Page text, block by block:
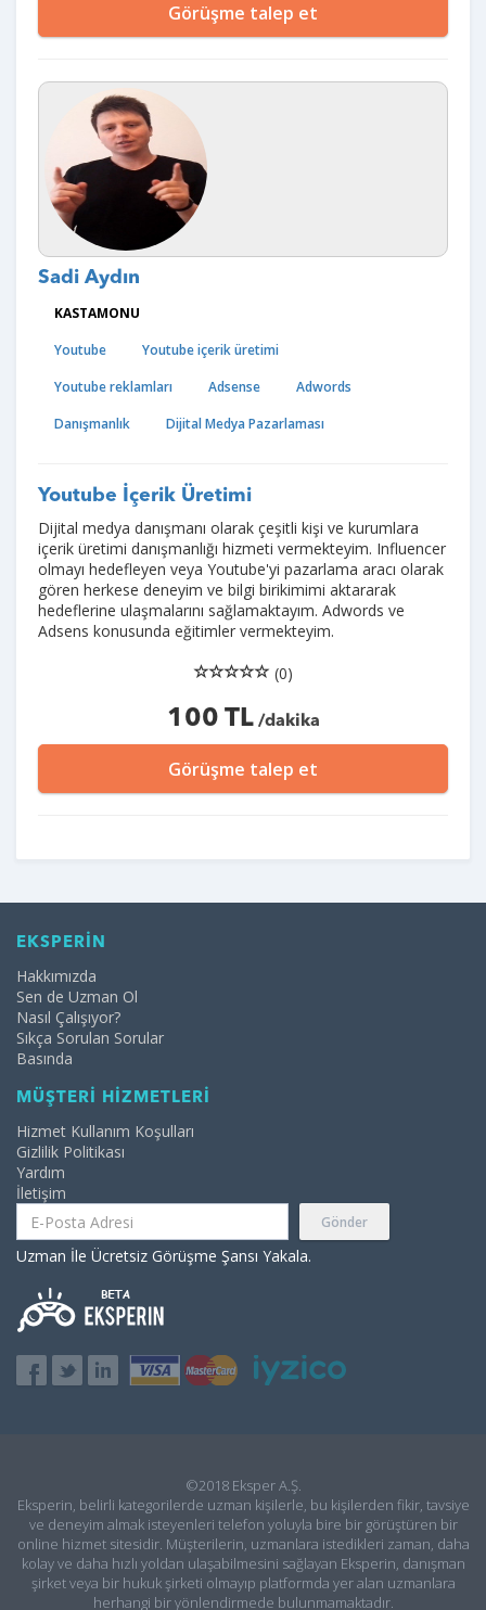
Görüşme talep et
Sadi Aydın
KASTAMONU
Youtube
Youtube içerik üretimi
Youtube reklamları
Adsense
Adwords
Danışmanlık
Dijital Medya Pazarlaması
Youtube İçerik Üretimi
Dijital medya danışmanı olarak çeşitli kişi ve kurumlara
içerik üretimi danışmanlığı hizmeti vermekteyim. Influencer
olmayı hedefleyen veya Youtube'yi pazarlama aracı olarak
gören herkese deneyim ve bilgi birikimimi aktararak
hedeflerine ulaşmalarını sağlamaktayım. Adwords ve
Adsens konusunda eğitimler vermekteyim.
(0)
100 TL/dakika
Görüşme talep et
EKSPERİN
Hakkımızda
Sen de Uzman Ol
Nasıl Çalışıyor?
Sıkça Sorulan Sorular
Basında
MÜŞTERİ HİZMETLERİ
Hizmet Kullanım Koşulları
Gizlilik Politikası
Yardım
İletişim
Gönder
Uzman İle Ücretsiz Görüşme Şansı Yakala.
©2018 Eksper A.Ş.
Eksperin, belirli kategorilerde uzman kişilerle, bu kişilerden fikir, tavsiye
ve deneyim almak isteyenleri telefon yoluyla bire bir görüştüren bir
online hizmet sitesidir. Müşterilerin, uzmanlara istedikleri zaman, daha
kolay ve daha hızlı yoldan ulaşabilmesini sağlayan Eksperin, danışman
şirket veya bir hukuk şirketi olmayıp platformda yer alan uzmanlara
herhangi bir yönlendirmede bulunmamaktadır.